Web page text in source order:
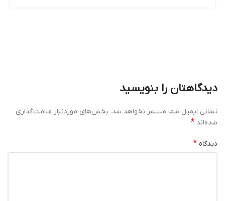
دیدگاهتان را بنویسید
نشانی ایمیل شما منتشر نخواهد شد. بخش‌های موردنیاز علامت‌گذاری
شده‌اند *
دیدگاه *